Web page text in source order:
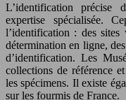
L’identification précise
expertise spécialisée.
l’identification : des sites
détermination en ligne,
d’identification. Les
collections de référence
les spécimens. Il existe
sur les fourmis de France.